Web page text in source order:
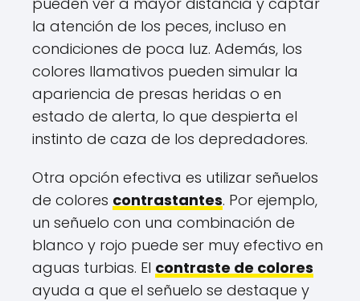
la atención de los peces, incluso en
condiciones de poca luz. Además, los
colores llamativos pueden simular la
apariencia de presas heridas o en
estado de alerta, lo que despierta el
instinto de caza de los depredadores.
Otra opción efectiva es utilizar señuelos
de colores contrastantes. Por ejemplo,
un señuelo con una combinación de
blanco y rojo puede ser muy efectivo en
aguas turbias. El contraste de colores
ayuda a que el señuelo se destaque y